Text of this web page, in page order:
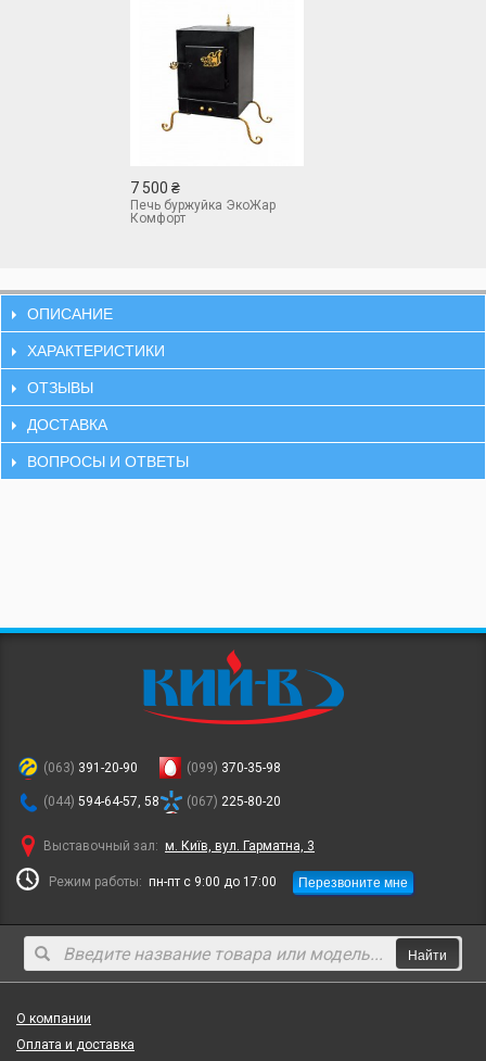
7 500 ₴
Печь буржуйка ЭкоЖар
Комфорт
ОПИСАНИЕ
ХАРАКТЕРИСТИКИ
ОТЗЫВЫ
ДОСТАВКА
ВОПРОСЫ И ОТВЕТЫ
(063) 391-20-90
(044) 594-64-57, 58
(099) 370-35-98
(067) 225-80-20
Выставочный зал: м. Київ, вул. Гарматна, 3
Режим работы: пн-пт с 9:00 до 17:00 Перезвоните мне
Найти
О компании
Оплата и доставка